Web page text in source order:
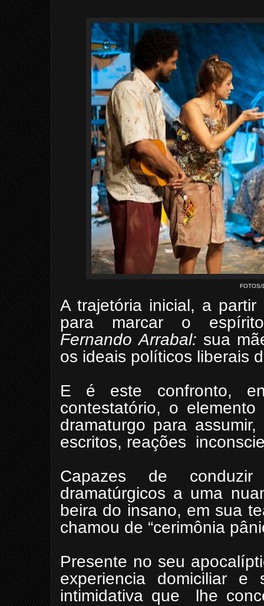
FOTOS/
A trajetória inicial, a
para marcar o
Fernando Arrabal: sua
os ideais políticos liberais
E é este confronto,
contestatório, o
dramaturgo para
escritos, reações
Capazes de
dramatúrgicos a uma
beira do insano, em sua
chamou de “cerimônia
Presente no seu
experiencia domiciliar
intimidativa que lhe